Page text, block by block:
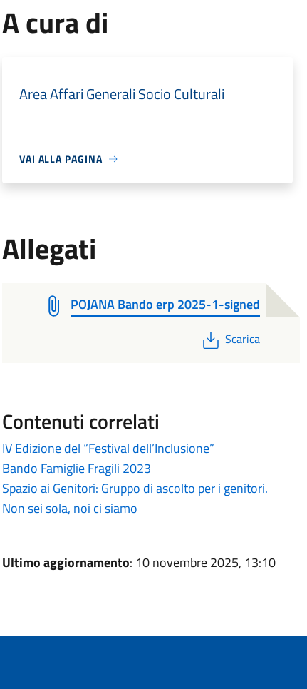
A cura di
Area Affari Generali Socio Culturali
VAI ALLA PAGINA
Allegati
POJANA Bando erp 2025-1-signed
PDF
Scarica
Contenuti correlati
IV Edizione del “Festival dell’Inclusione”
Bando Famiglie Fragili 2023
Spazio ai Genitori: Gruppo di ascolto per i genitori.
Non sei sola, noi ci siamo
Ultimo aggiornamento: 10 novembre 2025, 13:10